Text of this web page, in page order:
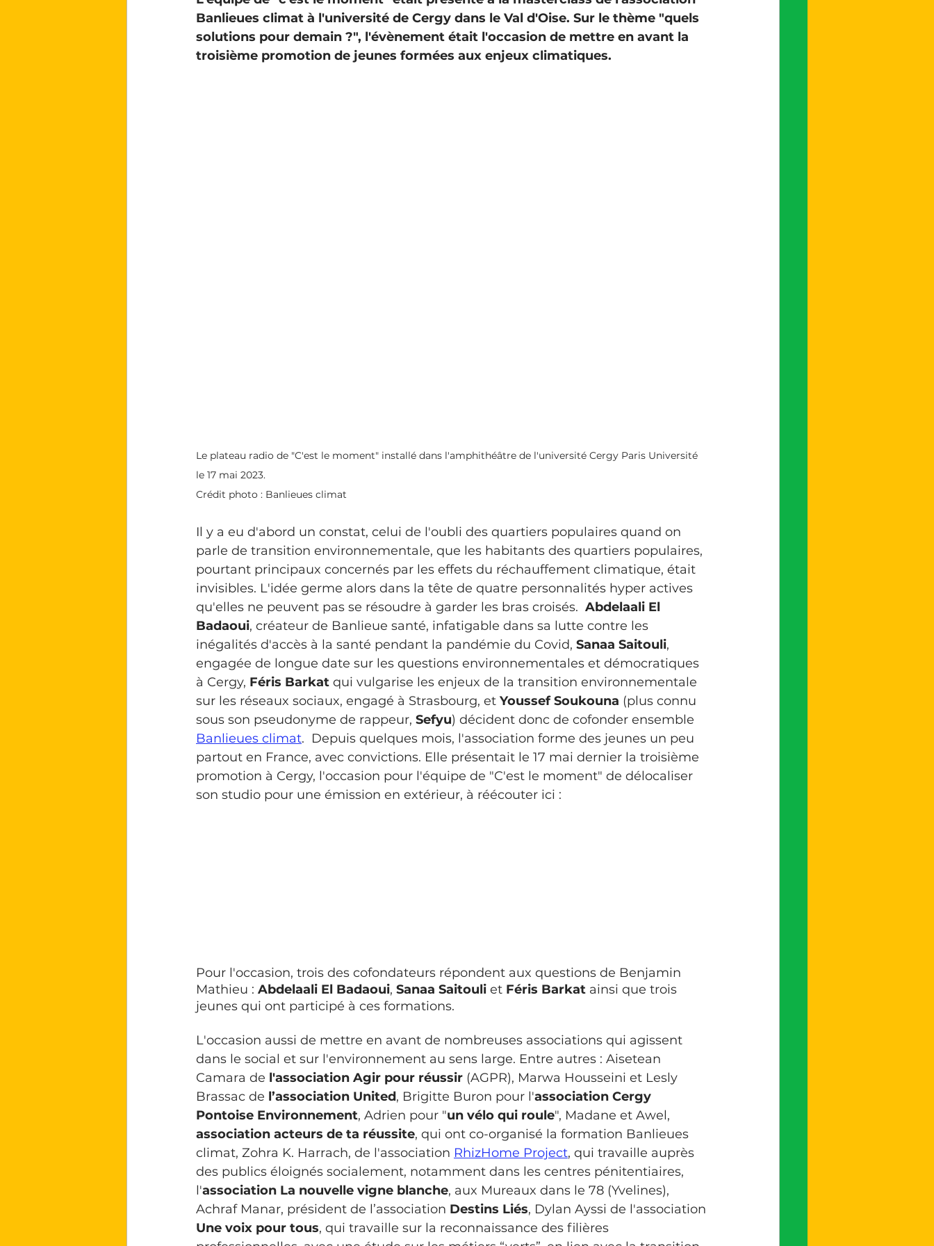
Banlieues climat à l'université de Cergy dans le Val d'Oise. Sur le thème "quels
solutions pour demain ?", l'évènement était l'occasion de mettre en avant la
troisième promotion de jeunes formées aux enjeux climatiques.
Le plateau radio de "C'est le moment" installé dans l'amphithéâtre de l'université Cergy Paris Université
le 17 mai 2023.
Crédit photo : Banlieues climat
Il y a eu d'abord un constat, celui de l'oubli des quartiers populaires quand on
parle de transition environnementale, que les habitants des quartiers populaires,
pourtant principaux concernés par les effets du réchauffement climatique, était
invisibles. L'idée germe alors dans la tête de quatre personnalités hyper actives
qu'elles ne peuvent pas se résoudre à garder les bras croisés. Abdelaali El
Badaoui, créateur de Banlieue santé, infatigable dans sa lutte contre les
inégalités d'accès à la santé pendant la pandémie du Covid, Sanaa Saitouli,
engagée de longue date sur les questions environnementales et démocratiques
à Cergy, Féris Barkat qui vulgarise les enjeux de la transition environnementale
sur les réseaux sociaux, engagé à Strasbourg, et Youssef Soukouna (plus connu
sous son pseudonyme de rappeur, Sefyu) décident donc de cofonder ensemble
Banlieues climat.  Depuis quelques mois, l'association forme des jeunes un peu
partout en France, avec convictions. Elle présentait le 17 mai dernier la troisième
promotion à Cergy, l'occasion pour l'équipe de "C'est le moment" de délocaliser
son studio pour une émission en extérieur, à réécouter ici :
Pour l'occasion, trois des cofondateurs répondent aux questions de Benjamin
Mathieu : Abdelaali El Badaoui, Sanaa Saitouli et Féris Barkat ainsi que trois
jeunes qui ont participé à ces formations.
L'occasion aussi de mettre en avant de nombreuses associations qui agissent
dans le social et sur l'environnement au sens large. Entre autres : Aisetean
Camara de l'association Agir pour réussir (AGPR), Marwa Housseini et Lesly
Brassac de l’association United, Brigitte Buron pour l'association Cergy
Pontoise Environnement, Adrien pour "un vélo qui roule", Madane et Awel,
association acteurs de ta réussite, qui ont co-organisé la formation Banlieues
climat, Zohra K. Harrach, de l'association RhizHome Project, qui travaille auprès
des publics éloignés socialement, notamment dans les centres pénitentiaires,
l'association La nouvelle vigne blanche, aux Mureaux dans le 78 (Yvelines),
Achraf Manar, président de l’association Destins Liés, Dylan Ayssi de l'association
Une voix pour tous, qui travaille sur la reconnaissance des filières